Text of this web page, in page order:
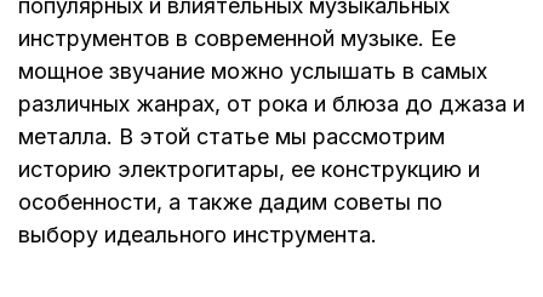
популярных и влиятельных музыкальных
инструментов в современной музыке. Ее
мощное звучание можно услышать в самых
различных жанрах, от рока и блюза до джаза и
металла. В этой статье мы рассмотрим
историю электрогитары, ее конструкцию и
особенности, а также дадим советы по
выбору идеального инструмента.